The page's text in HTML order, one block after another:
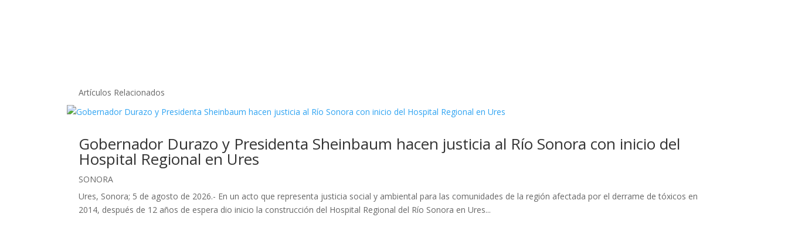
Artículos Relacionados
Gobernador Durazo y Presidenta Sheinbaum hacen justicia al Río Sonora con inicio del
Hospital Regional en Ures
SONORA
Ures, Sonora; 5 de agosto de 2026.- En un acto que representa justicia social y ambiental para las comunidades de la región afectada por el derrame de tóxicos en
2014, después de 12 años de espera dio inicio la construcción del Hospital Regional del Río Sonora en Ures...